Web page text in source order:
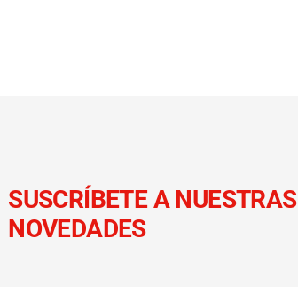
SUSCRÍBETE A NUESTRAS
NOVEDADES